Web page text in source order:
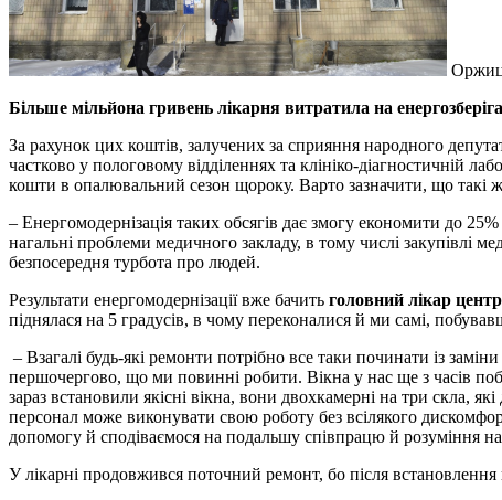
Більше мільйона гривень лікарня витратила на
За рахунок цих коштів, залучених за сприяння народного
частково у пологовому відділеннях та клініко-діагностичній
кошти в опалювальний сезон щороку. Варто зазначити, що такі ж
– Енергомодернізація таких обсягів дає змогу економити до
нагальні проблеми медичного закладу, в тому числі
безпосередня турбота про людей.
Результати енергомодернізації вже бачить головний лікар
піднялася на 5 градусів, в чому переконалися й ми самі,
– Взагалі будь-які ремонти потрібно все таки починати із
першочергово, що ми повинні робити. Вікна у нас ще з часів
зараз встановили якісні вікна, вони двохкамерні на три скла,
персонал може виконувати свою роботу без всілякого
допомогу й сподіваємося на подальшу співпрацю й розуміння
У лікарні продовжився поточний ремонт, бо після встановлення